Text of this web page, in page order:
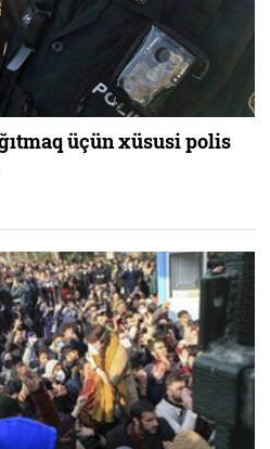
üçün xüsusi polis